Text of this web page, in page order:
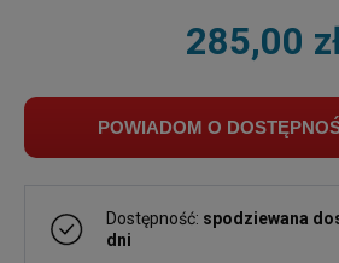
285,00
POWIADOM O
Dostępność: spodziewana
dni